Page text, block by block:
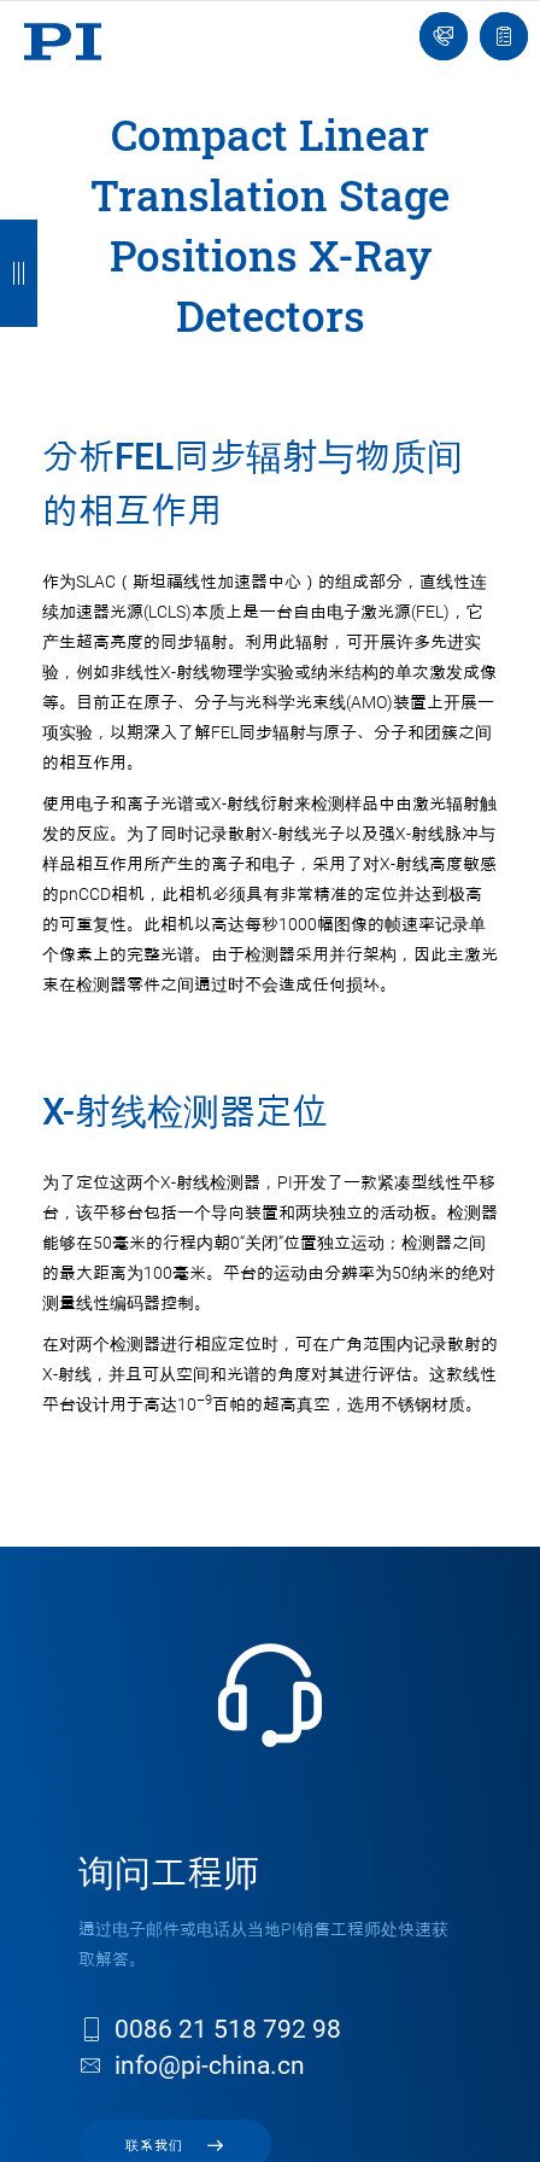
联
系
报
价
们
Compact Linear
Translation Stage
Positions X-Ray
Detectors
分析FEL同步辐射与物质间
的相互作用
作为SLAC（斯坦福线性加速器中心）的组成部分，直线性连
续加速器光源(LCLS)本质上是一台自由电子激光源(FEL)，它
产生超高亮度的同步辐射。利用此辐射，可开展许多先进实
验，例如非线性X-射线物理学实验或纳米结构的单次激发成像
等。目前正在原子、分子与光科学光束线(AMO)装置上开展一
项实验，以期深入了解FEL同步辐射与原子、分子和团簇之间
的相互作用。
使用电子和离子光谱或X-射线衍射来检测样品中由激光辐射触
发的反应。为了同时记录散射X-射线光子以及强X-射线脉冲与
样品相互作用所产生的离子和电子，采用了对X-射线高度敏感
的pnCCD相机，此相机必须具有非常精准的定位并达到极高
的可重复性。此相机以高达每秒1000幅图像的帧速率记录单
个像素上的完整光谱。由于检测器采用并行架构，因此主激光
束在检测器零件之间通过时不会造成任何损坏。
X-射线检测器定位
为了定位这两个X-射线检测器，PI开发了一款紧凑型线性平移
台，该平移台包括一个导向装置和两块独立的活动板。检测器
能够在50毫米的行程内朝0“关闭”位置独立运动；检测器之间
的最大距离为100毫米。平台的运动由分辨率为50纳米的绝对
测量线性编码器控制。
在对两个检测器进行相应定位时，可在广角范围内记录散射的
X-射线，并且可从空间和光谱的角度对其进行评估。这款线性
平台设计用于高达10–9百帕的超高真空，选用不锈钢材质。
询问工程师
通过电子邮件或电话从当地PI销售工程师处快速获
取解答。
0086 21 518 792 98
info@pi-china.cn
联系我们